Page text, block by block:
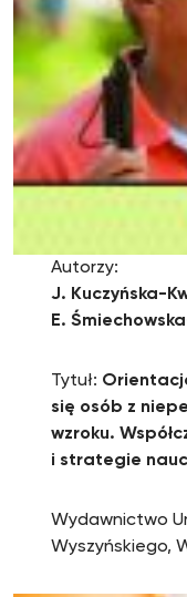
Autorzy:
J. Kuczyńska-
E.
Tytuł:
się osób z
wzroku.
i strategie
Wydawnictwo
Wyszyńskiego,